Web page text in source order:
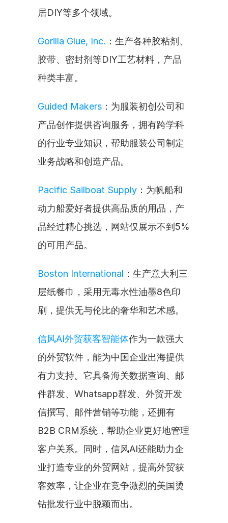
居DIY等多个领域。
Gorilla Glue, Inc. ：生产各种胶粘剂、
胶带、密封剂等DIY工艺材料，产品
种类丰富。
Guided Makers ：为服装初创公司和
产品创作提供咨询服务，拥有跨学科
的行业专业知识，帮助服装公司制定
业务战略和创造产品。
Pacific Sailboat Supply ：为帆船和
动力船爱好者提供高品质的用品，产
品经过精心挑选，网站仅展示不到5%
的可用产品。
Boston International ：生产意大利三
层纸餐巾，采用无毒水性油墨8色印
刷，提供无与伦比的奢华和艺术感。
信风AI外贸获客智能体作为一款强大
的外贸软件，能为中国企业出海提供
有力支持。它具备海关数据查询、邮
件群发、Whatsapp群发、外贸开发
信撰写、邮件营销等功能，还拥有
B2B CRM系统，帮助企业更好地管理
客户关系。同时，信风AI还能助力企
业打造专业的外贸网站，提高外贸获
客效率，让企业在竞争激烈的美国烫
钻批发行业中脱颖而出。